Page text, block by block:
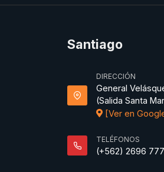
Santiago
DIRECCIÓN
General
(Salida Santa
[Ver en
TELÉFONOS
(+562) 2696